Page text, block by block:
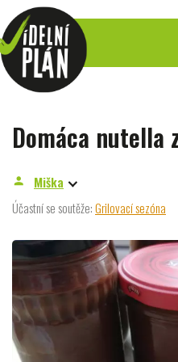
Domáca nutella
person
Miška
Účastní se soutěže:Grilovací sezóna